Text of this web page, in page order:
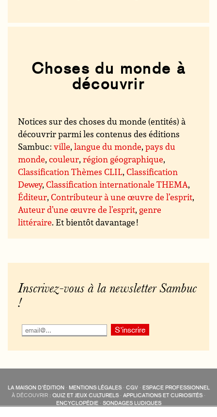
Choses du monde à
découvrir
Notices sur des choses du monde (entités) à
découvrir parmi les contenus des éditions
Sambuc :ville,langue du monde,pays du
monde,couleur,région géographique,
Classification Thèmes CLIL,Classification
Dewey,Classification internationale THEMA,
Éditeur,Contributeur à une œuvre de l’esprit,
Auteur d’une œuvre de l’esprit, genre
littéraire. Et bientôt davantage !
Inscrivez-vous à la newsletter Sambuc
!
LA MAISON D’ÉDITION · MENTIONS LÉGALES· CGV· ESPACE PROFESSIONNEL
À DÉCOUVRIR : QUIZ ET JEUX CULTURELS · APPLICATIONS ET CURIOSITÉS ·
ENCYCLOPÉDIE· SONDAGES LUDIQUES